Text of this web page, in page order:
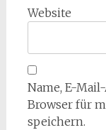
Website
Name, E-
Browser für
speichern.